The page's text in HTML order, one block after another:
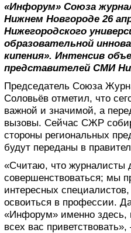
«Инфорум» Союза
Нижнем Новгороде 26
Нижегородского
образовательной
кипения». Интенсив
представителей СМИ
Председатель Союза
Соловьёв отметил, что
важной и значимой, а
вызовы. Сейчас СЖР
стороны региональных
будут переданы в
«Считаю, что журналисты
совершенствоваться; мы
интересных
освоиться в профессии.
«Инфорум» именно здесь,
всех вас